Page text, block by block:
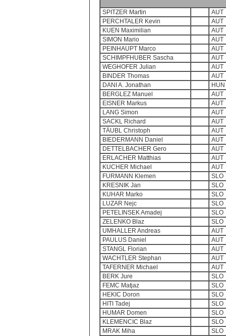
SPITZER Martin
AUT
PERCHTALER Kevin
AUT
KUEN Maximilian
AUT
SIMON Mario
AUT
PEINHAUPT Marco
AUT
SCHIMPFHUBER Sascha
AUT
WEGHOFER Julian
AUT
BINDER Thomas
AUT
DANI A. Jonathan
HUN
BERGLEZ Manuel
AUT
EISNER Markus
AUT
LANG Simon
AUT
SACKL Richard
AUT
TÄUBL Christoph
AUT
BIEDERMANN Daniel
AUT
DETTELBACHER Gero
AUT
ERLACHER Matthias
AUT
KUCHER Michael
AUT
FURMANN Klemen
SLO
KRESNIK Jan
SLO
KUHAR Marko
SLO
LUZAR Nejc
SLO
PETELINSEK Amadej
SLO
ZELENKO Blaz
SLO
UMHALLER Andreas
AUT
PAULUS Daniel
AUT
STANGL Florian
AUT
WACHTLER Stephan
AUT
TAFERNER Michael
AUT
BERK Jure
SLO
FEMC Matjaz
SLO
HEKIC Doron
SLO
HITI Tadej
SLO
HUMAR Domen
SLO
KLEMENCIC Blaz
SLO
MRAK Miha
SLO